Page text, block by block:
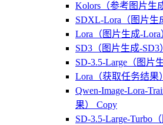
Kolors（参考图片生
SDXL-Lora（图片生
Lora（图片生成-Lora
SD3（图片生成-SD3
SD-3.5-Large（图片
Lora（获取任务结果）
Qwen-Image-Lora-
果） Copy
SD-3.5-Large-Turbo